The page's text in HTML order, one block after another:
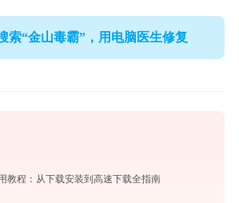
索“金山毒霸”，用电脑医生修复
教程：从下载安装到高速下载全指南